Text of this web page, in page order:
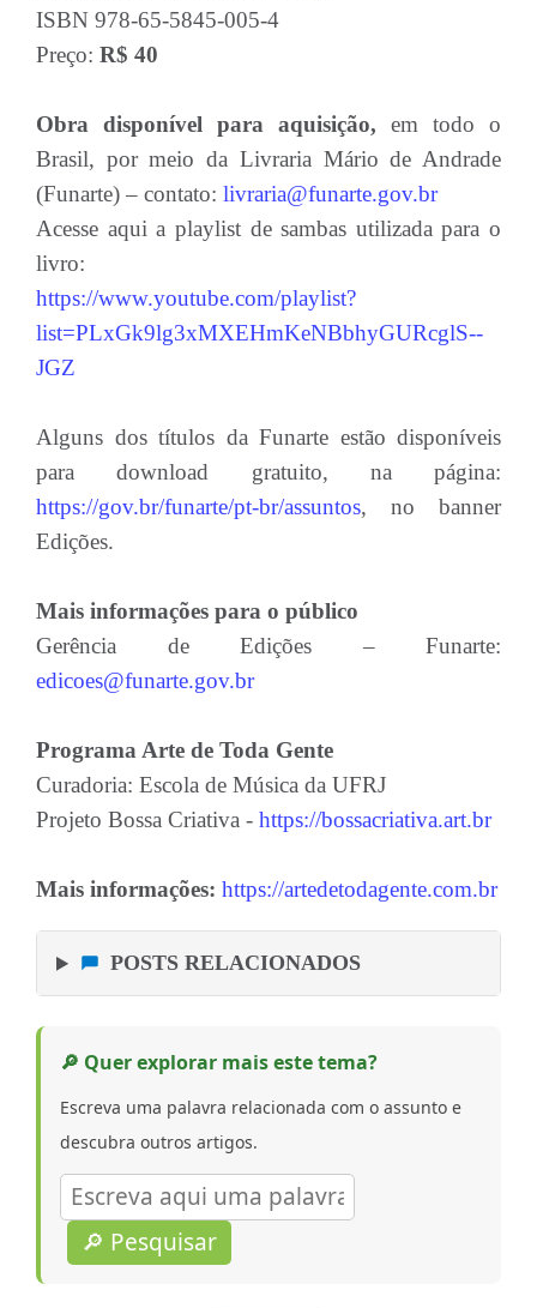
ISBN 978-65-5845-005-4
Preço: R$ 40
Obra disponível para aquisição, em todo o
Brasil, por meio da Livraria Mário de Andrade
(Funarte) – contato: livraria@funarte.gov.br
Acesse aqui a playlist de sambas utilizada para o
livro:
https://www.youtube.com/playlist?
list=PLxGk9lg3xMXEHmKeNBbhyGURcglS--
JGZ
Alguns dos títulos da Funarte estão disponíveis
para download gratuito, na página:
https://gov.br/funarte/pt-br/assuntos, no banner
Edições.
Mais informações para o público
Gerência de Edições – Funarte:
edicoes@funarte.gov.br
Programa Arte de Toda Gente
Curadoria: Escola de Música da UFRJ
Projeto Bossa Criativa - https://bossacriativa.art.br
Mais informações: https://artedetodagente.com.br
POSTS RELACIONADOS
🔎 Quer explorar mais este tema?
Escreva uma palavra relacionada com o assunto e
descubra outros artigos.
🔎 Pesquisar